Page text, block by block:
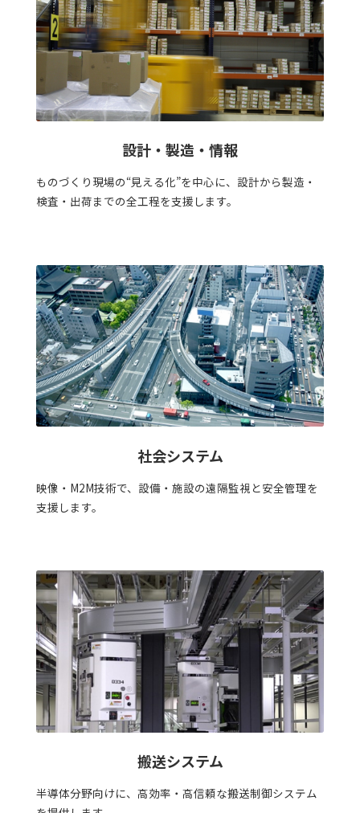
設計・製造・情報
ものづくり現場の“見える化”を中心に、設計から製造・
検査・出荷までの全工程を支援します。
社会システム
映像・M2M技術で、設備・施設の遠隔監視と安全管理を
支援します。
搬送システム
半導体分野向けに、高効率・高信頼な搬送制御システム